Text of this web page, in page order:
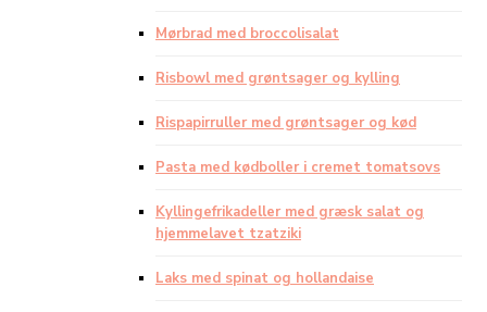
Mørbrad med broccolisalat
Risbowl med grøntsager og kylling
Rispapirruller med grøntsager og kød
Pasta med kødboller i cremet tomatsovs
Kyllingefrikadeller med græsk salat og
hjemmelavet tzatziki
Laks med spinat og hollandaise